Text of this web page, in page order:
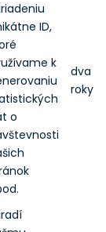
ID,
k
o
dva
roky